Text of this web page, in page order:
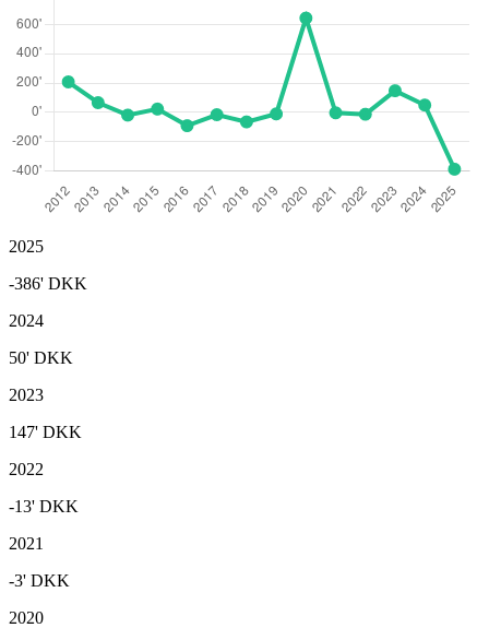
2025
-386' DKK
2024
50' DKK
2023
147' DKK
2022
-13' DKK
2021
-3' DKK
2020